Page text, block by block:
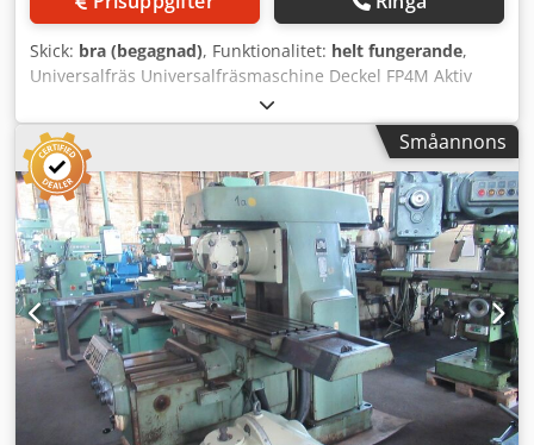
Centralsmörjning inkl. behållare - Original bruksanvisning
Skick: bra (begagnad), Funktionalitet: helt fungerande,
Universalfräs Universalfräsmaschine Deckel FP4M Aktiv
Tillverkare: Deckel Modell: FP4M Skick: begagnad, bra
Digitalavläsning: 3-axlig digital display Heidenhain
Rörelsebanor: X-axel: ca. 500 mm Y-axel: ca. 400 mm Z-
axel: ca. 400 mm Bordets uppspänningsyta: ca. 700 x 400
mm Varvtalsområde: ca. 50–2500 varv/min Verktygsfäste:
ISO 40 Verktygslåsning hydraulisk Drivmotor: ca. 6,0 kW
Matning & snabbmatning: på alla 3 axlar Matningsområde:
ca. 8–630 mm/min Snabbmatning: ca. 3,0 m/min
Chsdpfszgvmdjx Agqoa L x B x H: ca. 2300 x 1800 x 1800
mm Vikt: ca. 1750 kg Maskinlampa Spindelskydd Ingår i
leveransen: – 10x verktygshållare – Allmatic
högtrycksskruvstycke – Dokumentation – Spindelskydd
Småannons